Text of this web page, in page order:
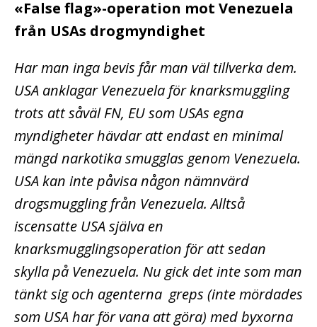
«False flag»-operation mot Venezuela
från USAs drogmyndighet
Har man inga bevis får man väl tillverka dem.
USA anklagar Venezuela för knarksmuggling
trots att såväl FN, EU som USAs egna
myndigheter hävdar att endast en minimal
mängd narkotika smugglas genom Venezuela.
USA kan inte påvisa någon nämnvärd
drogsmuggling från Venezuela. Alltså
iscensatte USA själva en
knarksmugglingsoperation för att sedan
skylla på Venezuela. Nu gick det inte som man
tänkt sig och agenterna greps (inte mördades
som USA har för vana att göra) med byxorna